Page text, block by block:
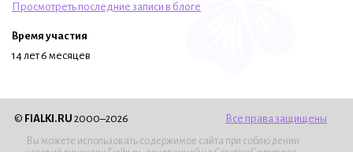
Просмотреть последние записи в блоге
Время участия
14 лет 6 месяцев
© FIALKI.RU 2000–2026 Все права защищены
Вы можете использовать содержимое сайта при соблюдении